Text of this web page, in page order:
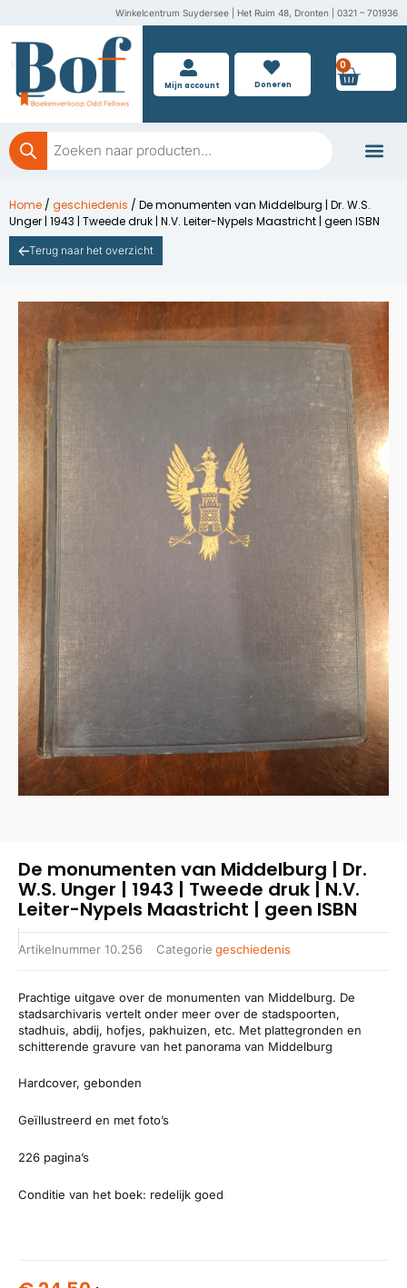
inhoud
Winkelcentrum Suydersee | Het Ruim 48, Dronten | 0321 – 701936
Mijn account Doneren
0
Producten
zoeken
Home / geschiedenis / De monumenten van Middelburg | Dr. W.S.
Unger | 1943 | Tweede druk | N.V. Leiter-Nypels Maastricht | geen ISBN
Terug naar het overzicht
De monumenten van Middelburg | Dr.
W.S. Unger | 1943 | Tweede druk | N.V.
Leiter-Nypels Maastricht | geen ISBN
Artikelnummer 10.256 Categorie geschiedenis
Prachtige uitgave over de monumenten van Middelburg. De
stadsarchivaris vertelt onder meer over de stadspoorten,
stadhuis, abdij, hofjes, pakhuizen, etc. Met plattegronden en
schitterende gravure van het panorama van Middelburg
Hardcover, gebonden
Geïllustreerd en met foto’s
226 pagina’s
Conditie van het boek: redelijk goed